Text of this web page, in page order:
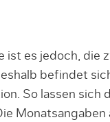
ist es jedoch, die
befindet
So lassen sich